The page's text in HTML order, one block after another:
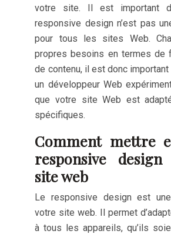
votre site. Il est important
responsive design n’est pas
pour tous les sites Web.
propres besoins en termes de
de contenu, il est donc
un développeur Web
que votre site Web est
spécifiques.
Comment mettre
responsive
site web
Le responsive design est
votre site web. Il permet
à tous les appareils, qu’ils